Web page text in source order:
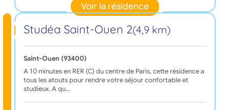
Voir la résidence
Studéa Saint-Ouen 2(4,9 km)
Saint-Ouen (93400)
A 10 minutes en RER (C) du centre de Paris, cette résidence a
tous les atouts pour rendre votre séjour confortable et
studieux. A qu…